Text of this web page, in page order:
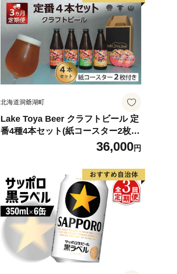
北海道洞爺湖町
Lake Toya Beer クラフトビール 定
番4種4本セット(紙コースター2枚
付) 3カ月連続お届け お酒 瓶ビール
アルコール 晩酌 バーベキュー BBQ
家飲み 宅飲み 飲み比べ
36,000円